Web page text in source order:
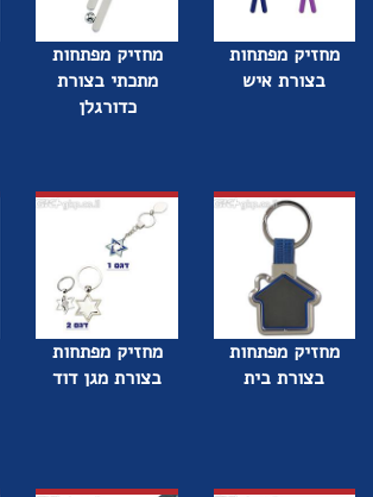
מחזיק מפתחות
בצורת איש
מחזיק מפתחות
מתכתי בצורת
כדורגלן
מחזיק מפתחות
בצורת בית
מחזיק מפתחות
בצורת מגן דוד